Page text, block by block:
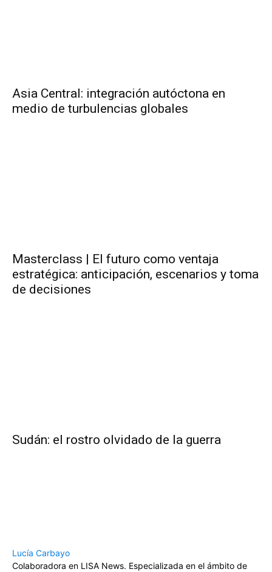
Asia Central: integración autóctona en
medio de turbulencias globales
Masterclass | El futuro como ventaja
estratégica: anticipación, escenarios y toma
de decisiones
Sudán: el rostro olvidado de la guerra
Lucía Carbayo
Colaboradora en LISA News. Especializada en el ámbito de